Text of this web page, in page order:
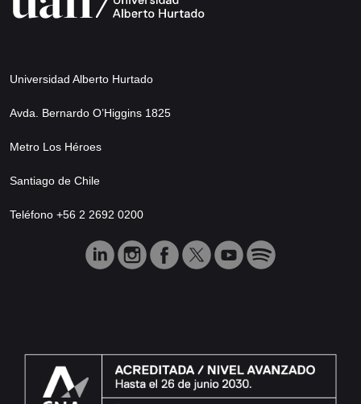
Universidad Alberto Hurtado
Avda. Bernardo O’Higgins 1825
Metro Los Héroes
Santiago de Chile
Teléfono +56 2 2692 0200